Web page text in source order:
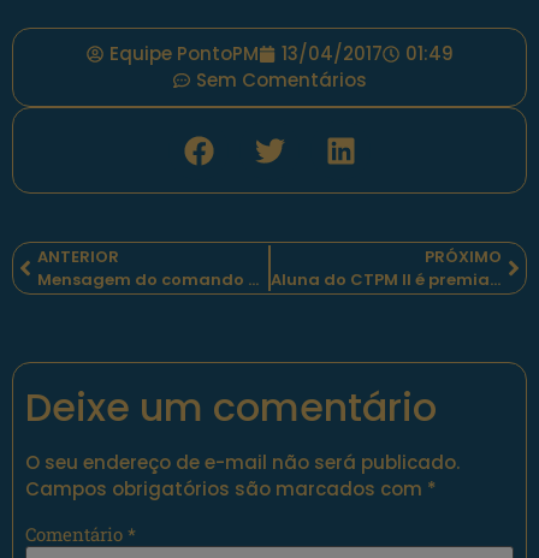
Equipe PontoPM 13/04/2017
01:49
Sem Comentários
ANTERIOR
Mensagem do comando aos comandados!
PRÓXIMO
Aluna do CTPM II é premiada em Concurso de redação da Caerd
Deixe um comentário
O seu endereço de e-mail não será publicado.
Campos obrigatórios são marcados com *
Comentário *